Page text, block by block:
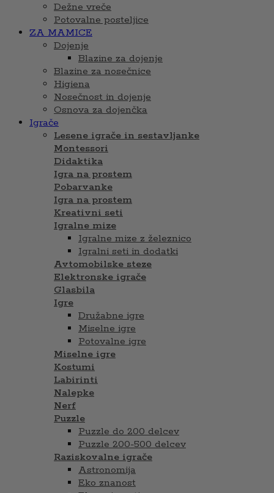
Dežne vreče
Potovalne posteljice
ZA MAMICE
Dojenje
Blazine za dojenje
Blazine za nosečnice
Higiena
Nosečnost in dojenje
Osnova za dojenčka
Igrače
Lesene igrače in sestavljanke
Montessori
Didaktika
Igra na prostem
Pobarvanke
Igra na prostem
Kreativni seti
Igralne mize
Igralne mize z železnico
Igralni seti in dodatki
Avtomobilske steze
Elektronske igrače
Glasbila
Igre
Družabne igre
Miselne igre
Potovalne igre
Miselne igre
Kostumi
Labirinti
Nalepke
Nerf
Puzzle
Puzzle do 200 delcev
Puzzle 200-500 delcev
Raziskovalne igrače
Astronomija
Eko znanost